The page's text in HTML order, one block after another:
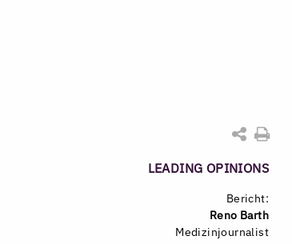
LEADING OPINIONS
Bericht:
Reno Barth
Medizinjournalist